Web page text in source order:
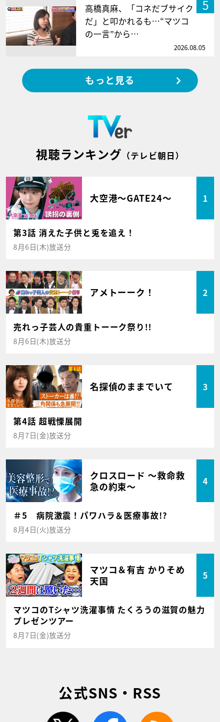
5
高橋真麻、「コネだブサイク
だ」と叩かれるも…“マツコ
の一言”から…
2026.08.05
もっと見る
視聴ランキング （テレビ朝日）
大空港～GATE24～ 1
第3話 消えた子供と兎を追え！
8月6日(木)放送分
アメトーーク！ 2
売れっ子芸人の貴重トーーク祭り!!
8月6日(木)放送分
名探偵のままでいて 3
第4話 超戦慄展開
8月7日(金)放送分
クロスロード ～救命救
急の約束～
4
＃5 病院激震！パワハラ＆医療事故!?
8月4日(火)放送分
マツコ＆有吉 かりそめ
天国
5
マツコのTシャツ洗濯事情 たくろうの滋賀の魅力
プレゼンツアー
8月7日(金)放送分
公式SNS・RSS
twitter facebook